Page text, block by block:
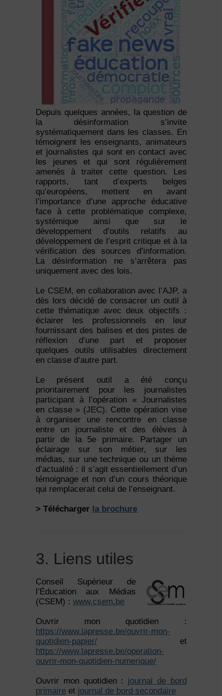
Depuis quelques années, la question de
la désinformation s’invite
systématiquement dans les classes. En
témoignent les enseignants, animateurs
et journalistes qui sont en contact avec
les jeunes et qui sont régulièrement
amenés à traiter cette question. Les
rapports, tant d’experts belges
qu’européens, mettent en avant
l’importance d’une approche éducative
face à cette problématique complexe,
systémique ainsi que sur le
développement d’outils relatifs au
développement de l’esprit critique et à la
vérification des sources d’information.
La désinformation ne s’arrêtera pas
uniquement avec des lois.
Le CSEM, en collaboration avec l’AJP, a
dès lors décidé de consacrer un outil à
cette thématique avec deux objectifs :
éclairer les professionnels en leur
fournissant des balises et des pistes de
réflexion d’une part et proposer
quelques outils utilisables directement
en classe d’autre part.
Le présent outil a été conçu
prioritairement pour les journalistes
participant à l’opération « Journalistes
en classe » (JEC). Cette opération vise
à organiser une rencontre en classe
entre un journaliste et des élèves à
partir de la 5e primaire. Partager un
éclairage sur son métier, sur les
médias, sur une technique ou un thème
d’actualité : il s’agit essentiellement d’un
témoignage et non d’un cours théorique
qui remplacerait celui de l’enseignant.
> Télécharger la brochure
3. Liens utiles
Conseil Supérieur de
l’Éducation aux Médias
(CSEM) : www.csem.be
Ouvrir mon quotidien :
https://www.lapresse.be/ouvrir-mon-
quotidien-papier/et
https://www.lapresse.be/operation-
ouvrir-mon-quotidien-numerique/
Ouvrir mon quotidien : journal de bord
primaireet journal de bord secondaire